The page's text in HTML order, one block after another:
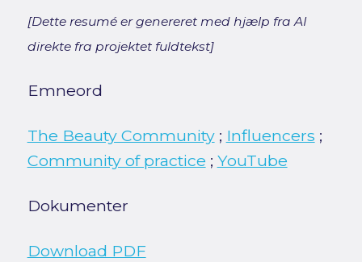
[Dette resumé er genereret med hjælp fra AI
direkte fra projektet fuldtekst]
Emneord
The Beauty Community; Influencers ;
Community of practice ; YouTube
Dokumenter
Download PDF